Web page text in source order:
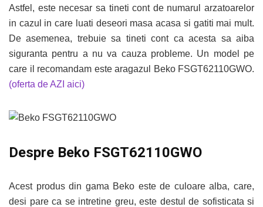
Astfel, este necesar sa tineti cont de numarul arzatoarelor
in cazul in care luati deseori masa acasa si gatiti mai mult.
De asemenea, trebuie sa tineti cont ca acesta sa aiba
siguranta pentru a nu va cauza probleme. Un model pe
care il recomandam este aragazul Beko FSGT62110GWO.
(oferta de AZI aici)
Despre Beko FSGT62110GWO
Acest produs din gama Beko este de culoare alba, care,
desi pare ca se intretine greu, este destul de sofisticata si